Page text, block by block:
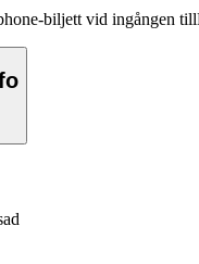
biljett vid ingången